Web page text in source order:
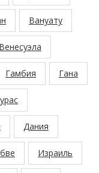
Вануату
Венесуэла
Гамбия Гана
Дания
Израиль